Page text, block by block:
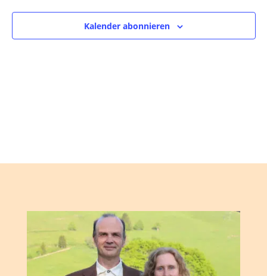
Kalender abonnieren